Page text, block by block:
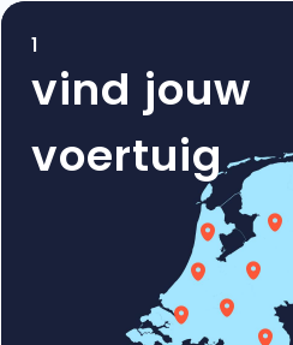
1
vind jouw
voertuig